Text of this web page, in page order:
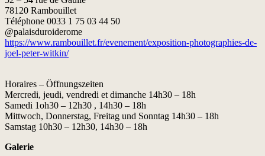
78120 Rambouillet
Téléphone 0033 1 75 03 44 50
@palaisduroiderome
https://www.rambouillet.fr/evenement/exposition-photographies-de-
joel-peter-witkin/
Horaires – Öffnungszeiten
Mercredi, jeudi, vendredi et dimanche 14h30 – 18h
Samedi 1oh30 – 12h30 , 14h30 – 18h
Mittwoch, Donnerstag, Freitag und Sonntag 14h30 – 18h
Samstag 10h30 – 12h30, 14h30 – 18h
Galerie